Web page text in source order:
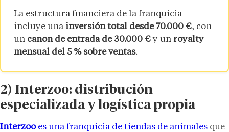
La estructura financiera de la franquicia
incluye una inversión total desde 70.000 €, con
un canon de entrada de 30.000 €y un royalty
mensual del 5 % sobre ventas.
2) Interzoo: distribución
especializada y logística propia
Interzooes una franquicia de tiendas de animales que